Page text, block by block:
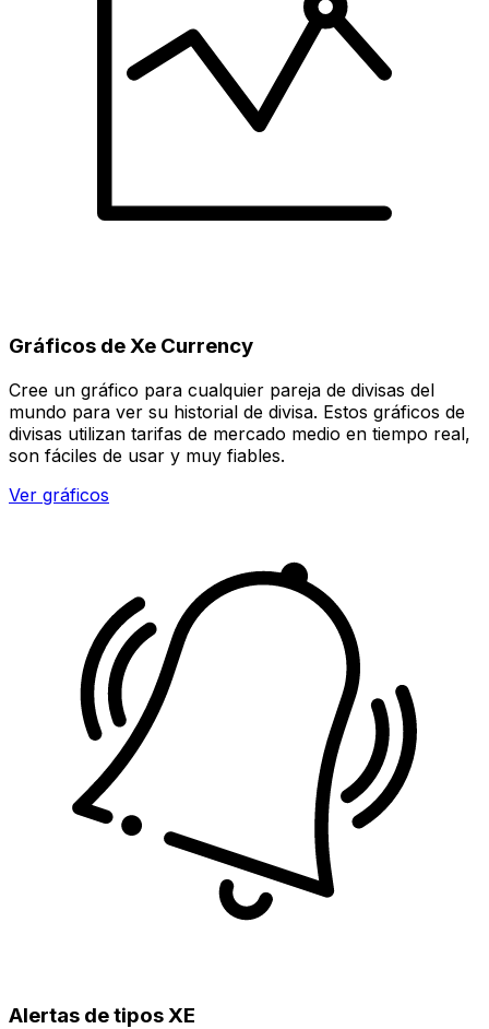
Gráficos de Xe Currency
Cree un gráfico para cualquier pareja de divisas del
mundo para ver su historial de divisa. Estos gráficos de
divisas utilizan tarifas de mercado medio en tiempo real,
son fáciles de usar y muy fiables.
Ver gráficos
Alertas de tipos XE